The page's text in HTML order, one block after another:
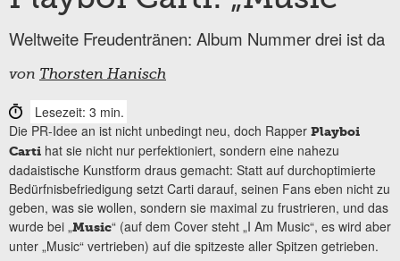
Weltweite Freudentränen: Album Nummer drei ist da
von Thorsten Hanisch
Lesezeit: 3 min.
Die PR-Idee an ist nicht unbedingt neu, doch Rapper Playboi
Carti hat sie nicht nur perfektioniert, sondern eine nahezu
dadaistische Kunstform draus gemacht: Statt auf durchoptimierte
Bedürfnisbefriedigung setzt Carti darauf, seinen Fans eben nicht zu
geben, was sie wollen, sondern sie maximal zu frustrieren, und das
wurde bei „Music“ (auf dem Cover steht „I Am Music“, es wird aber
unter „Music“ vertrieben) auf die spitzeste aller Spitzen getrieben.